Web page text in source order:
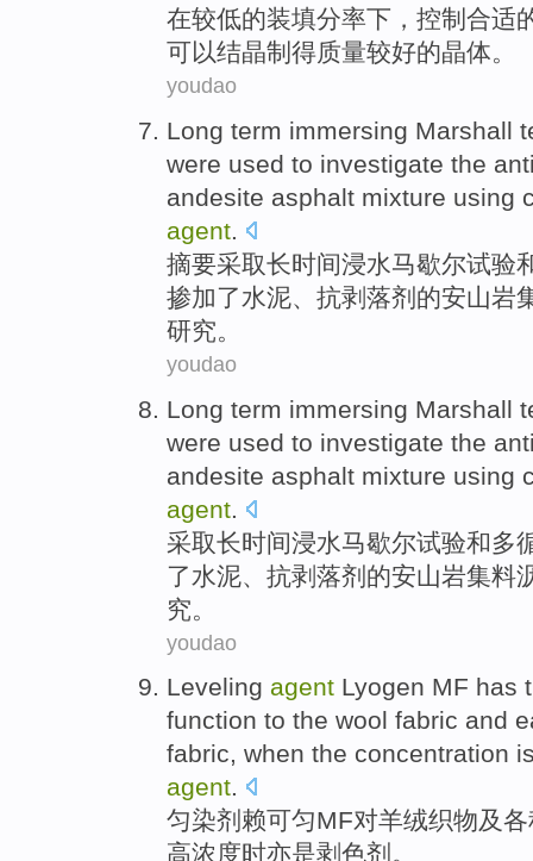
在较低的装填分率下 ，控制 合适
可以结晶制 得质量较好的晶体。
youdao
Long term immersing Marshall
were used to investigate the
andesite asphalt mixture using
agent.
摘要采取长时间浸水马歇尔试验
掺加了水泥、抗剥落剂 的安山岩
研究。
youdao
Long term immersing Marshall
were used to investigate the
andesite asphalt mixture using
agent
采取长时间浸水马歇尔试验和多
了水泥 、抗剥落剂 的安山岩集料
究 。
youdao
Leveling agent Lyogen MF has
function to the wool fabric and
fabric, when the concentration
agent.
匀染剂 赖可匀MF对羊绒织物及
高浓度时亦是剥色剂。